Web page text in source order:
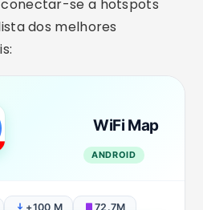
+100 M 72.7M
AGORA
Map é um dos aplicativos
do mundo. Ele possui um